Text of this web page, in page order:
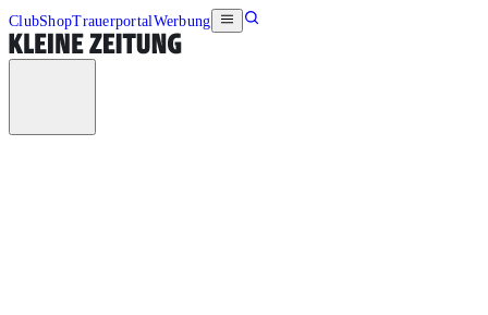
ClubShopTrauerportalWerbung